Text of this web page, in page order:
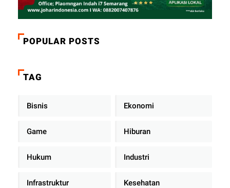
POPULAR POSTS
TAG
Bisnis Ekonomi
Game Hiburan
Hukum Industri
Infrastruktur Kesehatan